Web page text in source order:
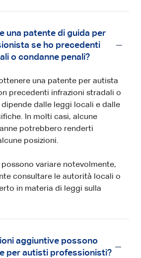
una patente di guida per
se ho precedenti
o condanne penali?
una patente per autista
precedenti infrazioni stradali o
dalle leggi locali e dalle
In molti casi, alcune
potrebbero renderti
posizioni.
possono variare notevolmente,
consultare le autorità locali o
in materia di leggi sulla
aggiuntive possono
per autisti professionisti?